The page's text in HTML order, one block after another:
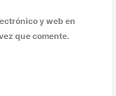
y web en
que comente.